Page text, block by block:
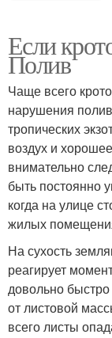
Если
Полив
Чаще всего
нарушения
тропических
воздух и
внимательно
быть постоянно
когда на улице
жилых
На сухость
реагирует
довольно
от листовой
всего листы